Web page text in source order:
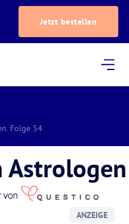
Jetzt bestellen
Folge 54
Astrologen
ANZEIGE